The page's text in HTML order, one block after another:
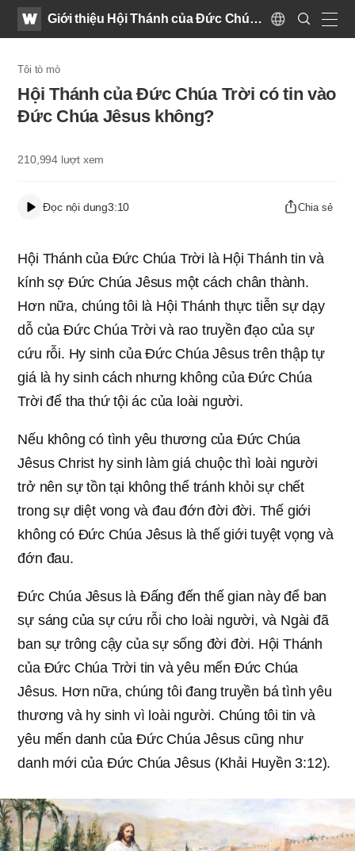
WATVGiới thiệu Hội Thánh của Đức Chúa
Trời
Language
Search
Submit
Tôi tò mò
Hội Thánh của Đức Chúa Trời có tin vào
Đức Chúa Jêsus không?
210,994 lượt xem
Đọc nội dung3:10 Chia sẻ
Hội Thánh của Đức Chúa Trời là Hội Thánh tin và
kính sợ Đức Chúa Jêsus một cách chân thành.
Hơn nữa, chúng tôi là Hội Thánh thực tiễn sự dạy
dỗ của Đức Chúa Trời và rao truyền đạo của sự
cứu rỗi. Hy sinh của Đức Chúa Jêsus trên thập tự
giá là hy sinh cách nhưng không của Đức Chúa
Trời để tha thứ tội ác của loài người.
Nếu không có tình yêu thương của Đức Chúa
Jêsus Christ hy sinh làm giá chuộc thì loài người
trở nên sự tồn tại không thể tránh khỏi sự chết
trong sự diệt vong và đau đớn đời đời. Thế giới
không có Đức Chúa Jêsus là thế giới tuyệt vọng và
đớn đau.
Đức Chúa Jêsus là Đấng đến thế gian này để ban
sự sáng của sự cứu rỗi cho loài người, và Ngài đã
ban sự trông cậy của sự sống đời đời. Hội Thánh
của Đức Chúa Trời tin và yêu mến Đức Chúa
Jêsus. Hơn nữa, chúng tôi đang truyền bá tình yêu
thương và hy sinh vì loài người. Chúng tôi tin và
yêu mến danh của Đức Chúa Jêsus cũng như
danh mới của Đức Chúa Jêsus (Khải Huyền 3:12).